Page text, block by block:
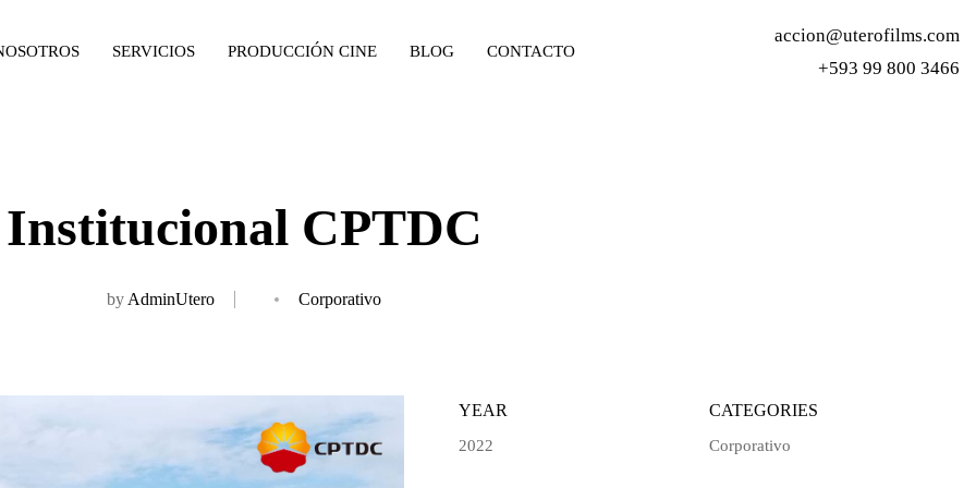
SERVICIOS PRODUCCIÓN CINE BLOG CONTACTO
accion@uterofilms.com
+593 99 800 3466
Institucional CPTDC
by AdminUtero Corporativo
YEAR
2022
CATEGORIES
Corporativo